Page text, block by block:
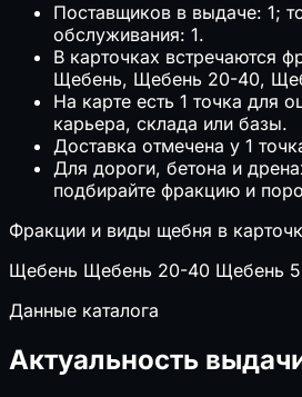
Поставщиков в выдаче: 1;
обслуживания: 1.
В карточках встречаются
Щебень, Щебень 20-40,
На карте есть 1 точка для
карьера, склада или базы.
Доставка отмечена у 1
Для дороги, бетона и
подбирайте фракцию и
Фракции и виды щебня в
Щебень Щебень 20-40 Щебень
Данные каталога
Актуальность